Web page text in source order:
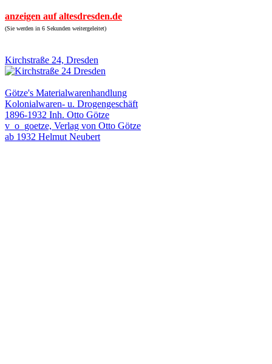
anzeigen auf altesdresden.de
(Sie werden in 6 Sekunden weitergeleitet)
Kirchstraße 24, Dresden
Götze's Materialwarenhandlung
Kolonialwaren- u. Drogengeschäft
1896-1932 Inh. Otto Götze
v_o_goetze, Verlag von Otto Götze
ab 1932 Helmut Neubert